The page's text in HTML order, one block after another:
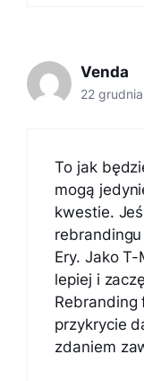
Venda
22
To jak
mogą
kwestie.
Ery. Jako T-
lepiej i
Rebranding
przykrycie
zdaniem